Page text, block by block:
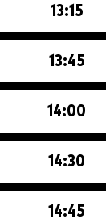
13:15
13:45
14:00
14:30
14:45